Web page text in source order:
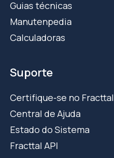
Guias técnicas
Manutenpedia
Calculadoras
Suporte
Certifique-se no Fracttal
Central de Ajuda
Estado do Sistema
Fracttal API